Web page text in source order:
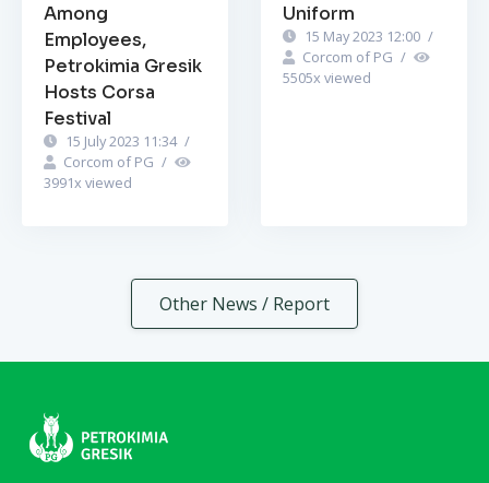
Among
Employees,
Petrokimia Gresik
Hosts Corsa
Festival
15 July 2023 11:34 /
Corcom of PG /
3991x viewed
Uniform
15 May 2023 12:00 /
Corcom of PG /
5505x viewed
Other News / Report